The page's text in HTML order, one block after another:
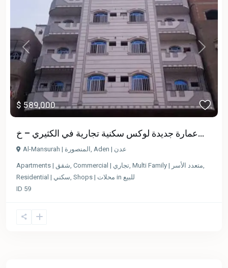
Previous Next
$ 589,000
عمارة جديدة لوكس سكنية تجارية في الكثيري – خ...
Al-Mansurah | المنصورة Aden | عدن
Apartments | شقق Commercial | تجاري Multi Family | متعدد الأسر
Residential | سكني
Shops | محلات in للبيع
ID 59